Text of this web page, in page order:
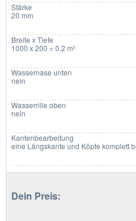
Stärke
20 mm
Breite x Tiefe
1000 x 200 = 0.2 m²
Wassernase unten
nein
Wasserrille oben
nein
Kantenbearbeitung
eine Längskante und Köpfe komplett
Dein Preis: